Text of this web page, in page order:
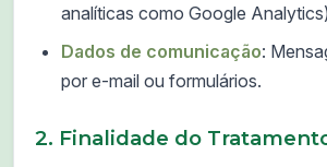
analíticas como Google
Dados de comunicação:
por e-mail ou formulários.
2. Finalidade do